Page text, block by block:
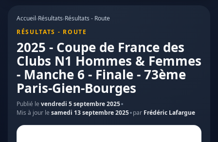
Accueil›Résultats›Résultats - Route
RÉSULTATS - ROUTE
2025 - Coupe de France des
Clubs N1 Hommes & Femmes
- Manche 6 - Finale - 73ème
Paris-Gien-Bourges
Publié le vendredi 5 septembre 2025
Mis à jour le samedi 13 septembre 2025 par Frédéric Lafargue